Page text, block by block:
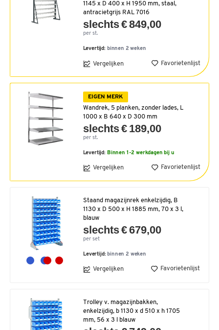
1145 x D 400 x H 1950 mm, staal,
antracietgrijs RAL 7016
slechts € 849,00
per st.
Levertijd: binnen 2 weken
Vergelijken Favorietenlijst
EIGEN MERK
Wandrek, 5 planken, zonder lades, L
1000 x B 640 x D 300 mm
slechts € 189,00
per st.
Levertijd: Binnen 1-2 werkdagen bij u
Vergelijken Favorietenlijst
Staand magazijnrek enkelzijdig, B
1130 x D 500 x H 1885 mm, 70 x 3 l,
blauw
slechts € 679,00
per set
Levertijd: binnen 2 weken
Vergelijken Favorietenlijst
Trolley v. magazijnbakken,
enkelzijdig, b 1130 x d 510 x h 1705
mm, 56 x 3 l blauw